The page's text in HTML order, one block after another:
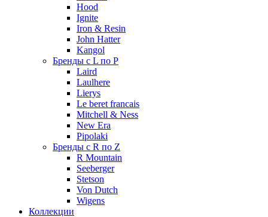
Hood
Ignite
Iron & Resin
John Hatter
Kangol
Бренды с L по P
Laird
Laulhere
Lierys
Le beret francais
Mitchell & Ness
New Era
Pipolaki
Бренды с R по Z
R Mountain
Seeberger
Stetson
Von Dutch
Wigens
Коллекции